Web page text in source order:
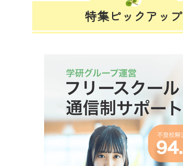
特集ピックアップ